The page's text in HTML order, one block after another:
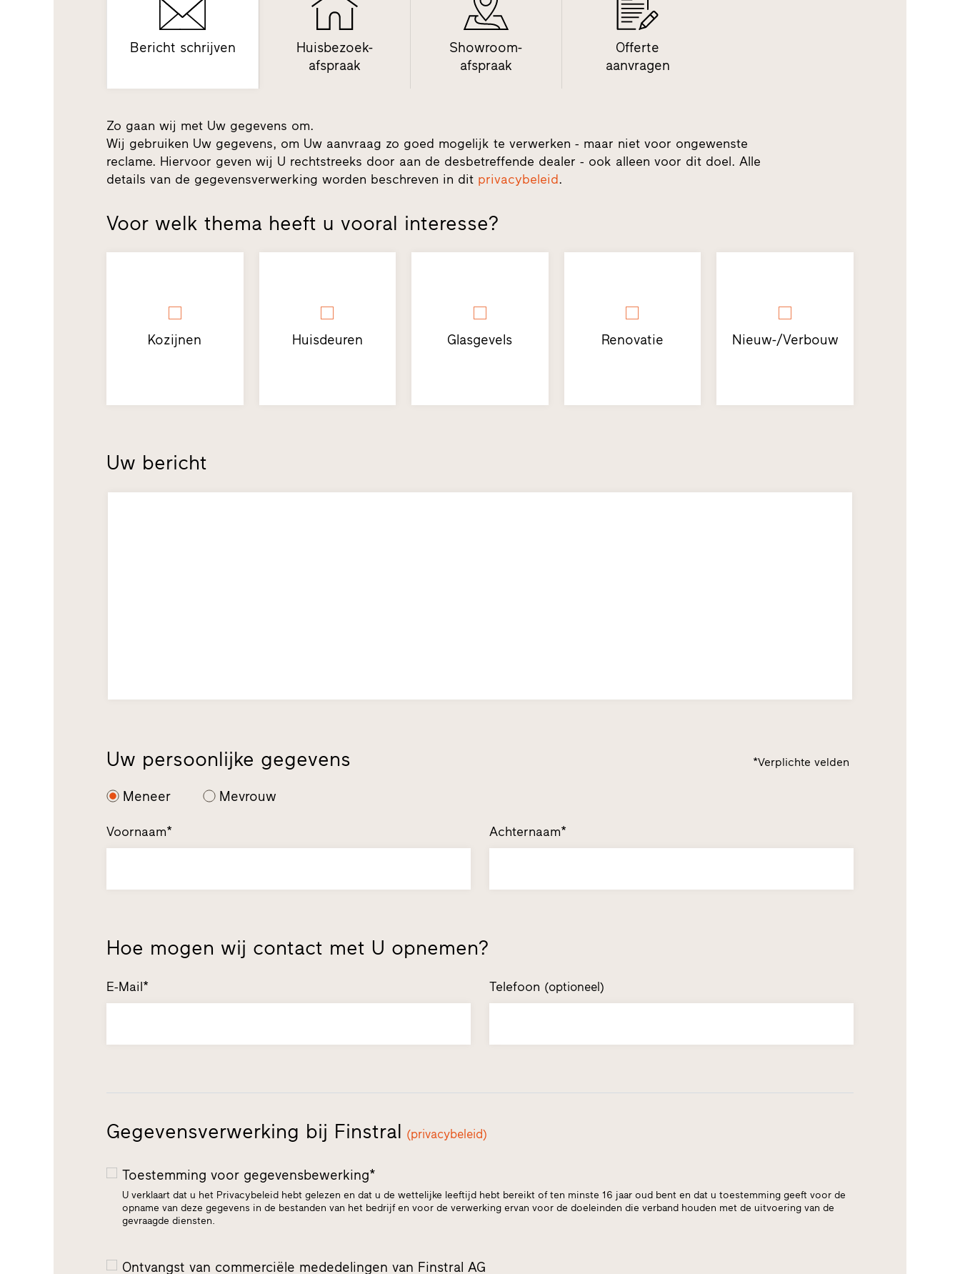
Bericht schrijven
Huisbezoek-
afspraak
Showroom-
afspraak
Offerte
aanvragen
Zo gaan wij met Uw gegevens om.
Wij gebruiken Uw gegevens, om Uw aanvraag zo goed mogelijk te verwerken - maar niet voor ongewenste
reclame. Hiervoor geven wij U rechtstreeks door aan de desbetreffende dealer - ook alleen voor dit doel. Alle
details van de gegevensverwerking worden beschreven in dit privacybeleid.
Voor welk thema heeft u vooral interesse?
Kozijnen Huisdeuren Glasgevels Renovatie Nieuw-/Verbouw
Uw bericht
Uw persoonlijke gegevens *Verplichte velden
Meneer Mevrouw
Voornaam* Achternaam*
Hoe mogen wij contact met U opnemen?
E-Mail* Telefoon (optioneel)
Gegevensverwerking bij Finstral (privacybeleid)
Toestemming voor gegevensbewerking*
U verklaart dat u het Privacybeleid hebt gelezen en dat u de wettelijke leeftijd hebt bereikt of ten minste 16 jaar oud bent en dat u toestemming geeft voor de
opname van deze gegevens in de bestanden van het bedrijf en voor de verwerking ervan voor de doeleinden die verband houden met de uitvoering van de
gevraagde diensten.
Ontvangst van commerciële mededelingen van Finstral AG